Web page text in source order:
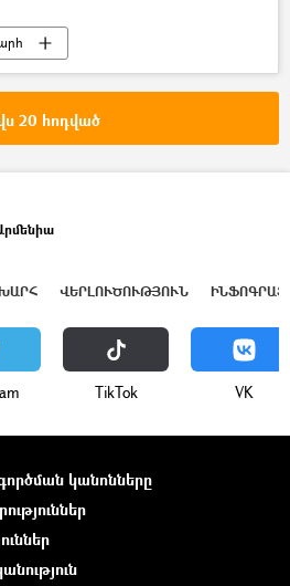
Հայաստան
20 հոդված
ՎԵՐԼՈՒԾՈՒԹՅՈՒՆ
ТikТоk VK
կանոնները